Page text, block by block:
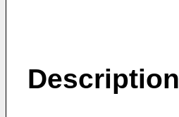
Description